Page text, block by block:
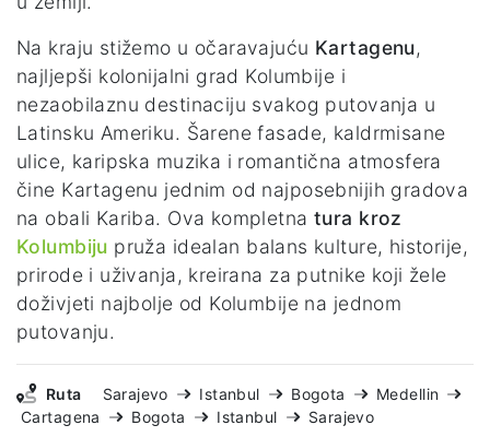
Na kraju stižemo u očaravajuću Kartagenu,
najljepši kolonijalni grad Kolumbije i
nezaobilaznu destinaciju svakog putovanja u
Latinsku Ameriku. Šarene fasade, kaldrmisane
ulice, karipska muzika i romantična atmosfera
čine Kartagenu jednim od najposebnijih gradova
na obali Kariba. Ova kompletnatura kroz
Kolumbiju pruža idealan balans kulture, historije,
prirode i uživanja, kreirana za putnike koji žele
doživjeti najbolje od Kolumbije na jednom
putovanju.
Ruta Sarajevo Istanbul Bogota
Medellin
Cartagena
Bogota Istanbul Sarajevo